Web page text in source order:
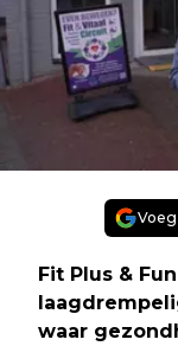
Fit Plus &
waar